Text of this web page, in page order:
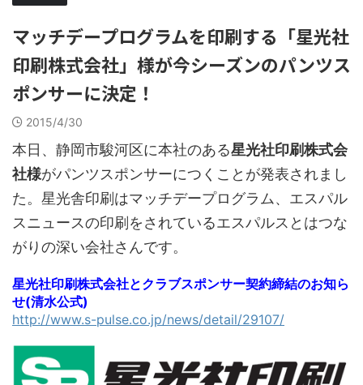
マッチデープログラムを印刷する「星光社
印刷株式会社」様が今シーズンのパンツス
ポンサーに決定！
2015/4/30
本日、静岡市駿河区に本社のある星光社印刷株式会
社様がパンツスポンサーにつくことが発表されまし
た。星光舎印刷はマッチデープログラム、エスパル
スニュースの印刷をされているエスパルスとはつな
がりの深い会社さんです。
星光社印刷株式会社とクラブスポンサー契約締結のお知ら
せ(清水公式)
http://www.s-pulse.co.jp/news/detail/29107/